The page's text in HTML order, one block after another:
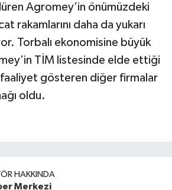
Agromey’in önümüzdeki
rakamlarını daha da yukarı
Torbalı ekonomisine büyük
TİM listesinde elde ettiği
faaliyet gösteren diğer firmalar
oldu.
HAKKINDA
Merkezi